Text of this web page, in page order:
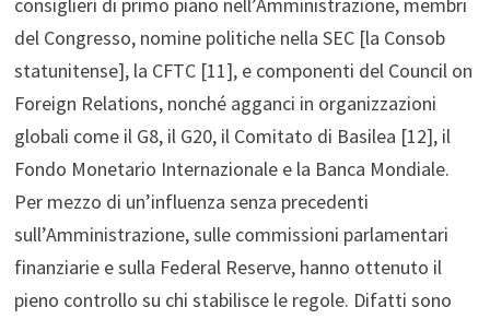
consiglieri di primo piano nell’Amministrazione, membri
del Congresso, nomine politiche nella SEC [la Consob
statunitense], la CFTC [11], e componenti del Council on
Foreign Relations, nonché agganci in organizzazioni
globali come il G8, il G20, il Comitato di Basilea [12], il
Fondo Monetario Internazionale e la Banca Mondiale.
Per mezzo di un’influenza senza precedenti
sull’Amministrazione, sulle commissioni parlamentari
finanziarie e sulla Federal Reserve, hanno ottenuto il
pieno controllo su chi stabilisce le regole. Difatti sono